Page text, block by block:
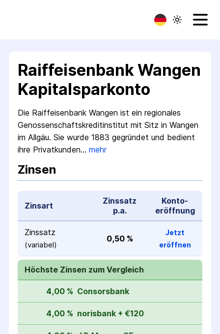
Raiffeisenbank Wangen
Kapitalsparkonto
Die Raiffeisenbank Wangen ist ein regionales
Genossenschafts­kredit­institut mit Sitz in Wangen
im Allgäu. Sie wurde 1883 gegründet und bedient
ihre Privat­kunden… mehr
Zinsen
Zinsart
Zinssatz
p.a.
Konto­
eröffnung
Zinssatz
(variabel)
0,50 %
Jetzt
eröffnen
Höchste Zinsen zum Vergleich
4,00 % Consorsbank
4,00 % norisbank + €120